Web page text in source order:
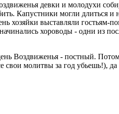
девки и молодухи
Капустники могли длиться и
хозяйки выставляли гостьям-
хороводы - одни из
Воздвиженья - постный.
свои молитвы за год убьешь!),